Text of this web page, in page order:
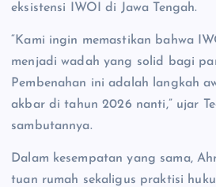
eksistensi IWOI di Jawa Tengah.
“Kami ingin memastikan bahwa
menjadi wadah yang solid bagi
Pembenahan ini adalah langkah
akbar di tahun 2026 nanti,” ujar
sambutannya.
Dalam kesempatan yang sama,
tuan rumah sekaligus praktisi